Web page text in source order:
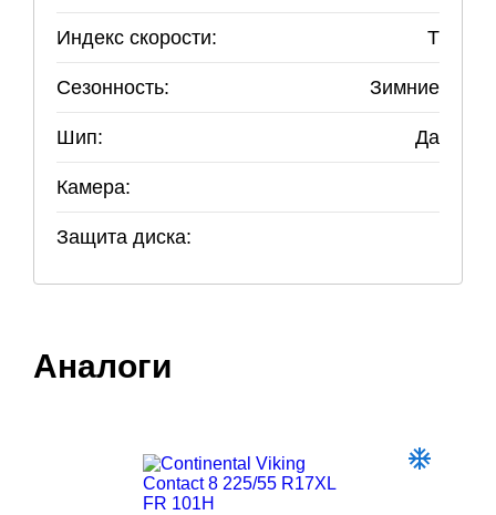
Индекс скорости: T
Сезонность: Зимние
Шип: Да
Камера:
Защита диска:
Аналоги